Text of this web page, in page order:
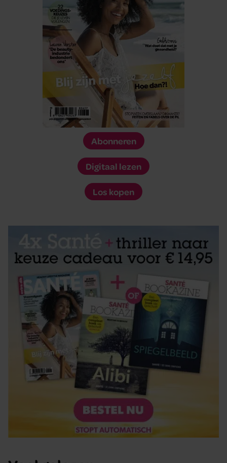
Abonneren
Digitaal lezen
Los kopen